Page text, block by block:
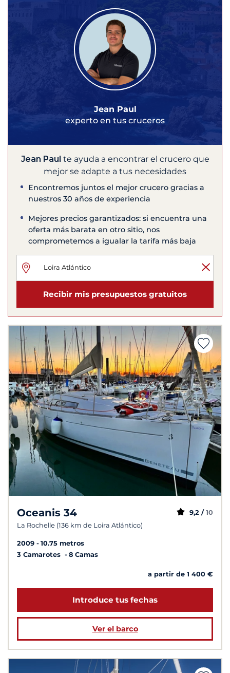
Jean Paul
experto en tus cruceros
Jean Paul te ayuda a encontrar el crucero que
mejor se adapte a tus necesidades
Encontremos juntos el mejor crucero gracias a
nuestros 30 años de experiencia
Mejores precios garantizados: si encuentra una
oferta más barata en otro sitio, nos
comprometemos a igualar la tarifa más baja
Recibir mis presupuestos gratuitos
Oceanis 34
La Rochelle (136 km de Loira Atlántico)
9,2 / 10
2009
10.75 metros
3 Camarotes
8 Camas
a partir de 1 400 €
Introduce tus fechas
Ver el barco